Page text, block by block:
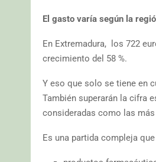
El gasto varía según la
En Extremadura, los 722
crecimiento del 58 %.
Y eso que solo se tiene en
También superarán la cifra
consideradas como las
Es una partida compleja